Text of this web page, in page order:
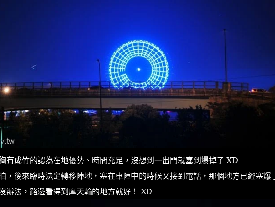
有成竹的認為在地優勢、時間充足，沒想到一出門就塞到爆掉了 XD
，後來臨時決定轉移陣地，塞在車陣中的時候又接到電話，那個地方已經塞爆
辦法，路邊看得到摩天輪的地方就好！ XD